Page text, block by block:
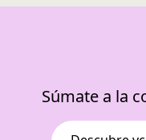
Súmate a la